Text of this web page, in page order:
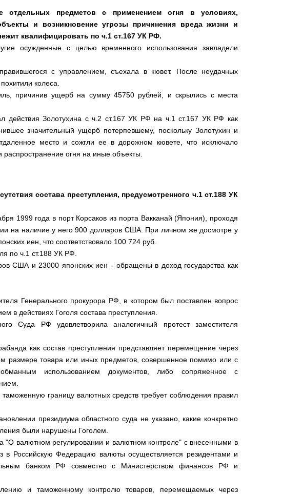
отдельных предметов с применением огня в условиях,
и возникновение угрозы причинения вреда жизни и
квалифицировать по ч.1 ст.167 УК РФ.
осужденные с целью временного использования завладели
с управлением, съехала в кювет. После неудачных
колеса.
причинив ущерб на сумму 45750 рублей, и скрылись с места
действия Золотухина с ч.2 ст.167 УК РФ на ч.1 ст.167 УК РФ как
значительный ущерб потерпевшему, поскольку Золотухин и
место и сожгли ее в дорожном кювете, что исключало
огня на иные объекты.
состава преступления, предусмотренного ч.1 ст.188 УК
1999 года в порт Корсаков из порта Вакканай (Япония), проходя
на наличие у него 900 долларов США. При личном же досмотре у
иен, что соответствовало 100 724 руб.
по ч.1 ст.188 УК РФ.
США и 23000 японских иен - обращены в доход государства как
Генерального прокурора РФ, в котором был поставлен вопрос
в действиях Гоголя состава преступления.
Суда РФ удовлетворила аналогичный протест заместителя
как состав преступления представляет перемещение через
размере товара или иных предметов, совершенное помимо или с
использованием документов, либо сопряженное с
границу валютных средств требует соблюдения правил
президиума областного суда не указано, какие конкретно
были нарушены Гоголем.
"О валютном регулировании и валютном контроле" с внесенными в
в Российскую Федерацию валюты осуществляется резидентами и
банком РФ совместно с Министерством финансов РФ и
и таможенному контролю товаров, перемещаемых через